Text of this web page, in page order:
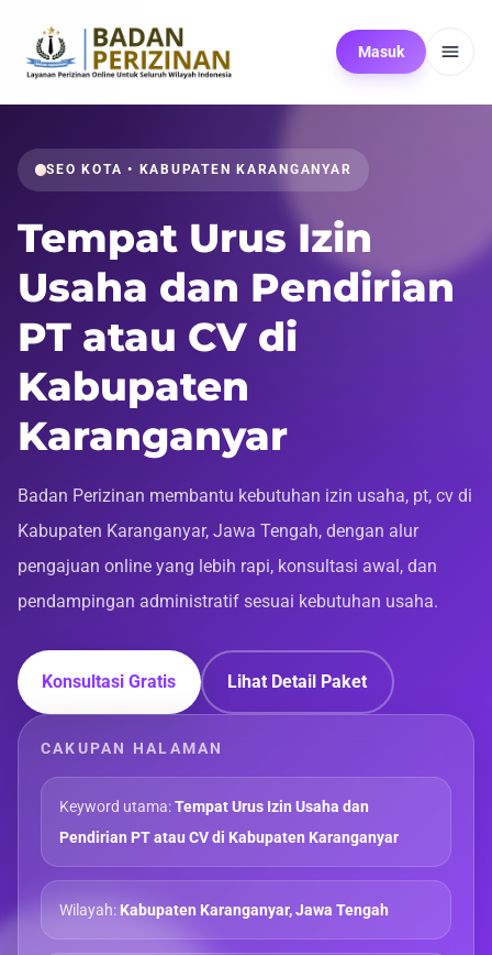
Masuk
SEO KOTA • KABUPATEN KARANGANYAR
Tempat Urus Izin
Usaha dan Pendirian
PT atau CV di
Kabupaten
Karanganyar
Badan Perizinan membantu kebutuhan izin usaha, pt, cv di
Kabupaten Karanganyar, Jawa Tengah, dengan alur
pengajuan online yang lebih rapi, konsultasi awal, dan
pendampingan administratif sesuai kebutuhan usaha.
Konsultasi Gratis Lihat Detail Paket
CAKUPAN HALAMAN
Keyword utama:Tempat Urus Izin Usaha dan
Pendirian PT atau CV di Kabupaten Karanganyar
Wilayah:Kabupaten Karanganyar, Jawa Tengah